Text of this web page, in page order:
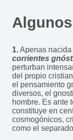
1.Apenas
corrientes
perturban
del propio
el pensamiento
diversos, el
hombre. Es ante
constituye en
cosmogónicos,
como el